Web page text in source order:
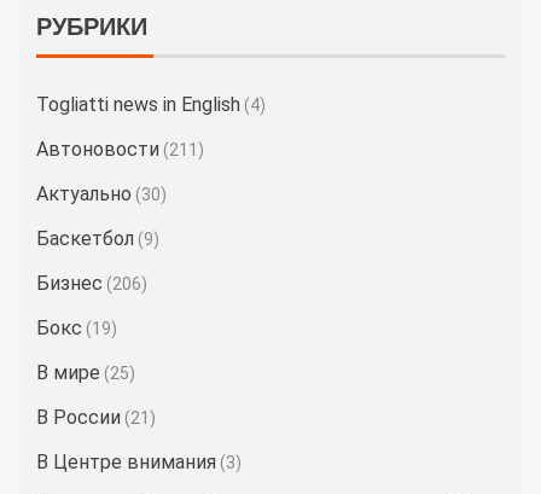
РУБРИКИ
Togliatti news in English (4)
Автоновости (211)
Актуально (30)
Баскетбол (9)
Бизнес (206)
Бокс (19)
В мире (25)
В России (21)
В Центре внимания (3)